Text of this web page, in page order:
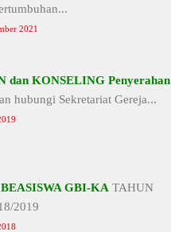
2021
dan KONSELING Penyerahan
hubungi Sekretariat Gereja...
GBI-KA TAHUN
2019